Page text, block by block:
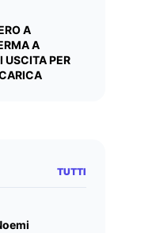
A
A
USCITA PER
TUTTI